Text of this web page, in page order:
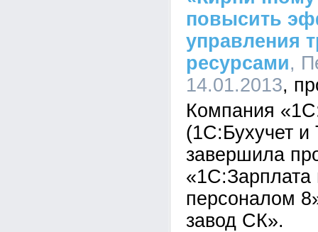
повысить
управления
ресурсами,
14.01.2013
Компания
(1С:Бухучет и
завершила
«1С:Зарплата
персоналом
завод СК».